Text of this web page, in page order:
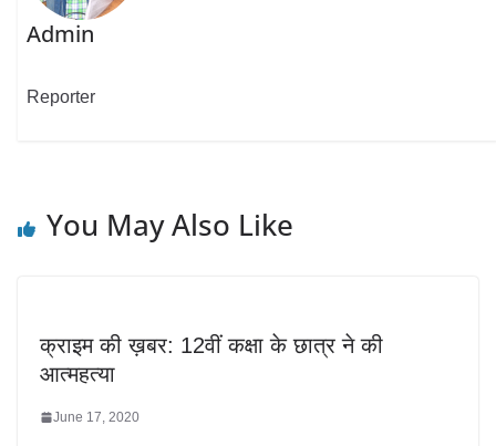
Admin
Reporter
You May Also Like
क्राइम की ख़बर: 12वीं कक्षा के छात्र ने की
आत्महत्या
June 17, 2020